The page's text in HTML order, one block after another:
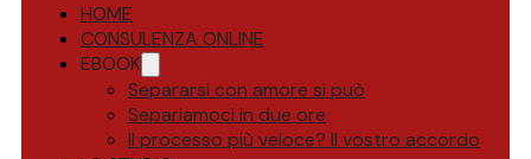
HOME
CONSULENZA ONLINE
EBOOK
Separarsi con amore si può
Separiamoci in due ore
Il processo più veloce? Il vostro accordo